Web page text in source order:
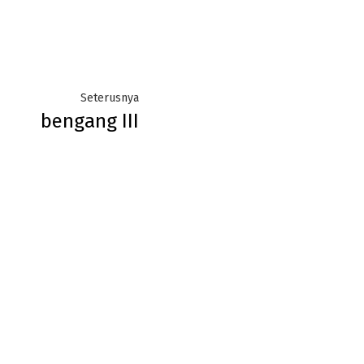
SeterusnyaNext
bengang III